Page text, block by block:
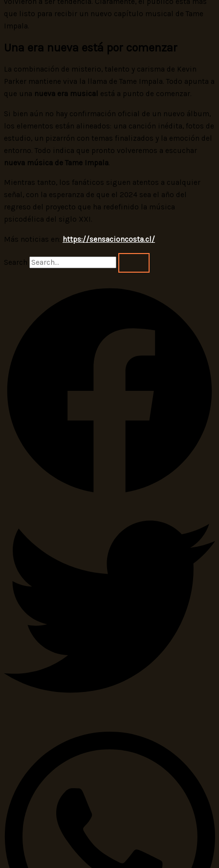
que listo para recibir un nuevo capítulo musical de Tame
Impala.
Una era nueva está por comenzar
La combinación de misterio, talento y carisma de Kevin
Parker mantiene viva la llama de Tame Impala. Todo apunta a
que una nueva era musical está a punto de comenzar.
Si bien aún no hay confirmación oficial de un nuevo álbum,
los elementos están alineados: una canción inédita, fotos de
estudio, un pizarrón con temas finalizados y la emoción del
entorno. Todo indica que pronto volveremos a escuchar
nueva música de Tame Impala.
Mientras tanto, los fanáticos siguen atentos a cualquier
señal, con la esperanza de que el 2024 sea el año del
regreso del proyecto que ha redefinido la música
psicodélica del siglo XXI.
Más noticias en: https://sensacioncosta.cl/
Search